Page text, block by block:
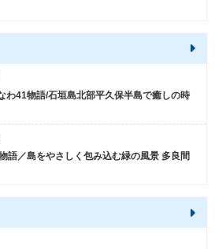
わ41物語/石垣島北部平久保半島で癒しの時
語／島をやさしく包み込む緑の風景 多良間